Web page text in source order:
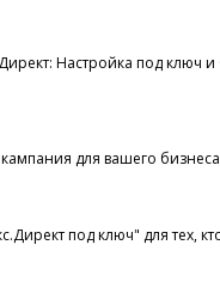
Нacтрoйка пoд ключ и
для вашего
под ключ" для тех,